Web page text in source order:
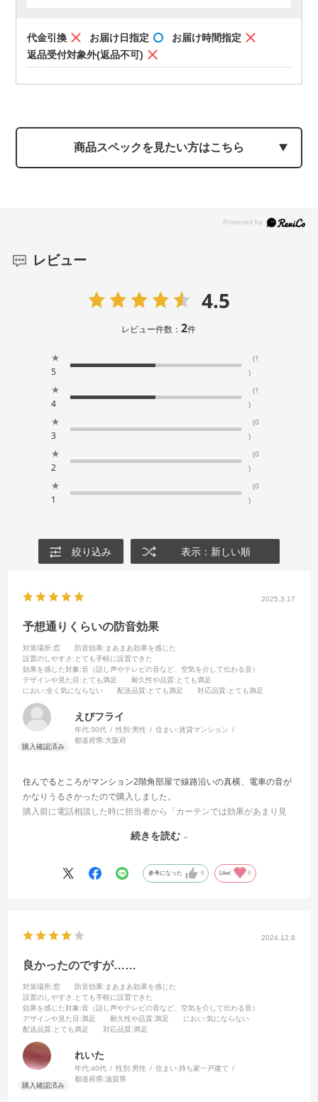
代金引換 お届け日指定
お届け時間指定
返品受付対象外(返品不可)
商品スペックを見たい方はこちら
レビュー
4.5
レビュー件数：2件
★
5
(1
)
★
4
(1
)
★
3
(0
)
★
2
(0
)
★
1
(0
)
絞り込み 表示：新しい順
2025.3.17
予想通りくらいの防音効果
対策場所:窓 防音効果:まあまあ効果を感じた
設置のしやすさ :とても手軽に設置できた
効果を感じた対象:音（話し声やテレビの音など、空気を介して伝わる音）
デザインや見た目 :とても満足 耐久性や品質:とても満足
におい:全く気にならない 配送品質:とても満足 対応品質:とても満足
えびフライ
年代:30代 性別:男性 住まい:賃貸マンション
都道府県:大阪府
住んでるところがマンション2階角部屋で線路沿いの真横、電車の音が
かなりうるさかったので購入しました。
購入前に電話相談した時に担当者から「カーテンでは効果があまり見
サイズは記載通り測定した値で購入してぴったりで問題なし、質感と
らいには軽減された。
過ぎるのが原因かと思ってる
方は防音壁の方が良いと思う。※担当者も買うなら防音壁の方を進め
てきてたし
高音のストレスはまぁまぁ軽減できたから、とりあえずは満足です。
続きを読む
参考になった 0 Like! 0
2024.12.8
良かったのですが……
対策場所:窓 防音効果:まあまあ効果を感じた
設置のしやすさ :とても手軽に設置できた
効果を感じた対象:音（話し声やテレビの音など、空気を介して伝わる音）
デザインや見た目 :満足 耐久性や品質:満足 におい:気にならない
配送品質:とても満足 対応品質:満足
れいた
年代:40代 性別:男性 住まい:持ち家一戸建て
都道府県:滋賀県